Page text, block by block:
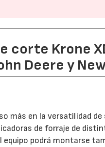
corte Krone
Deere y
más en la versatilidad
de forraje de
podrá montarse